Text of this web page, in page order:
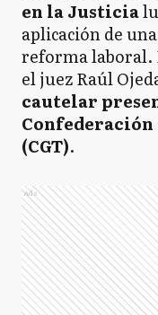
en la Justicia
aplicación de
reforma laboral.
el juez Raúl
cautelar
Confederación
(CGT).
Ads